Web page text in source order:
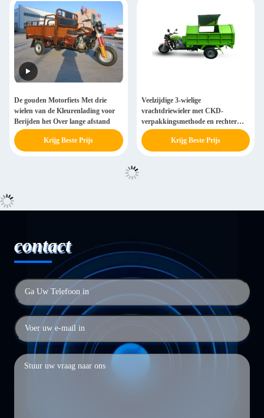
De gouden Motorfiets Met drie
wielen van de Kleurenlading voor
Berijden het Over lange afstand
Krijg Beste Prijs
Veelzijdige 3-wielige
vrachtdriewieler met CKD-
verpakkingsmethode en rechter
driewielige motorfiets
Krijg Beste Prijs
contact